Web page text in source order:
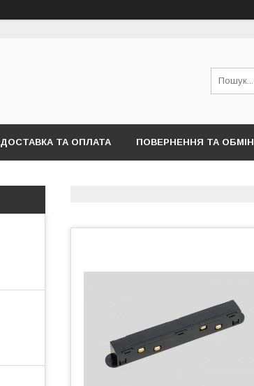
ДОСТАВКА ТА ОПЛАТА ПОВЕРНЕННЯ ТА ОБМІН